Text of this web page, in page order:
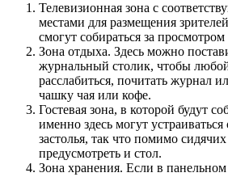
Телевизионная зона с
местами для размещения
смогут собираться за
Зона отдыха. Здесь можно
журнальный столик, чтобы
расслабиться, почитать журнал
чашку чая или кофе.
Гостевая зона, в которой будут
именно здесь могут
застолья, так что помимо
предусмотреть и стол.
Зона хранения. Если в